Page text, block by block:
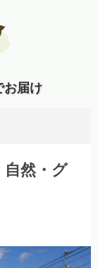
お届け
自然・グ